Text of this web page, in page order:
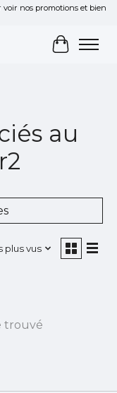
voir nos promotions et bien
Panier
au
plus vus
trouvé